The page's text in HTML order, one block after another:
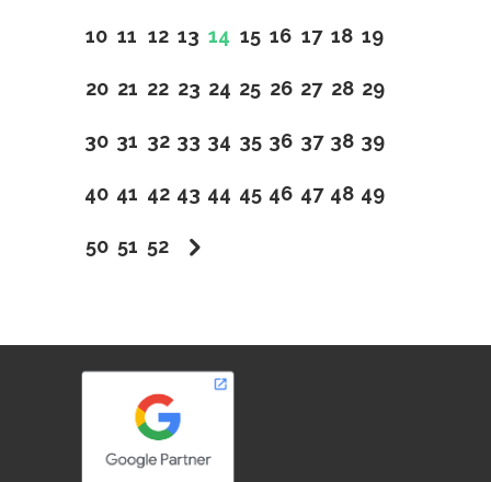
10 11 12 13 14 15 16 17 18 19
20 21 22 23 24 25 26 27 28 29
30 31 32 33 34 35 36 37 38 39
40 41 42 43 44 45 46 47 48 49
50 51 52